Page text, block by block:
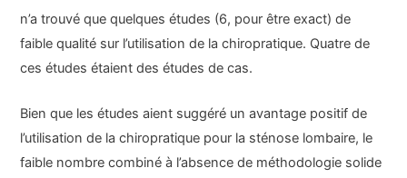
n’a trouvé que quelques études (6, pour être exact) de
faible qualité sur l’utilisation de la chiropratique. Quatre de
ces études étaient des études de cas.
Bien que les études aient suggéré un avantage positif de
l’utilisation de la chiropratique pour la sténose lombaire, le
faible nombre combiné à l’absence de méthodologie solide